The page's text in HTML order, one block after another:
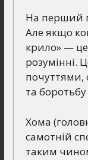
На перший
Але якщо
крило» —
розумінні.
почуттями,
та
Хома
самотній
таким